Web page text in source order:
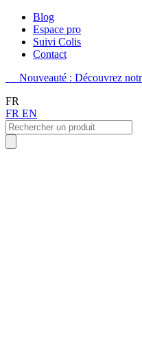
Blog
Espace pro
Suivi Colis
Contact
Nouveauté : Découvrez
FR
FR EN